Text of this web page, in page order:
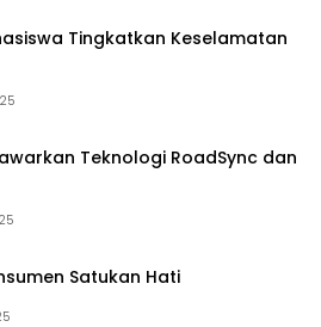
Tingkatkan Keselamatan
Teknologi RoadSync dan
Satukan Hati